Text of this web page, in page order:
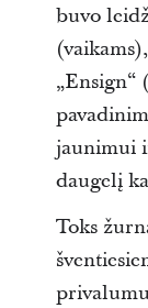
buvo
„Ensign“
jaunimui
daugelį
Toks